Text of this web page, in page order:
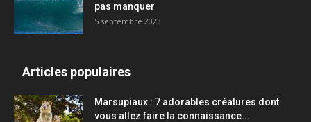
pas manquer
5 septembre 2023
Articles populaires
Marsupiaux : 7 adorables créatures dont
vous allez faire la connaissance...